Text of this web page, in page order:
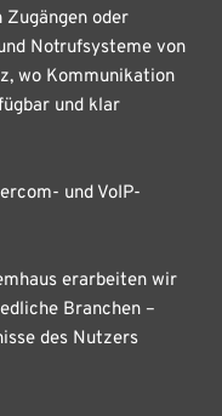
Zugängen oder
Notrufsysteme von
wo Kommunikation
und klar
und VoIP-
erarbeiten wir
Branchen –
des Nutzers